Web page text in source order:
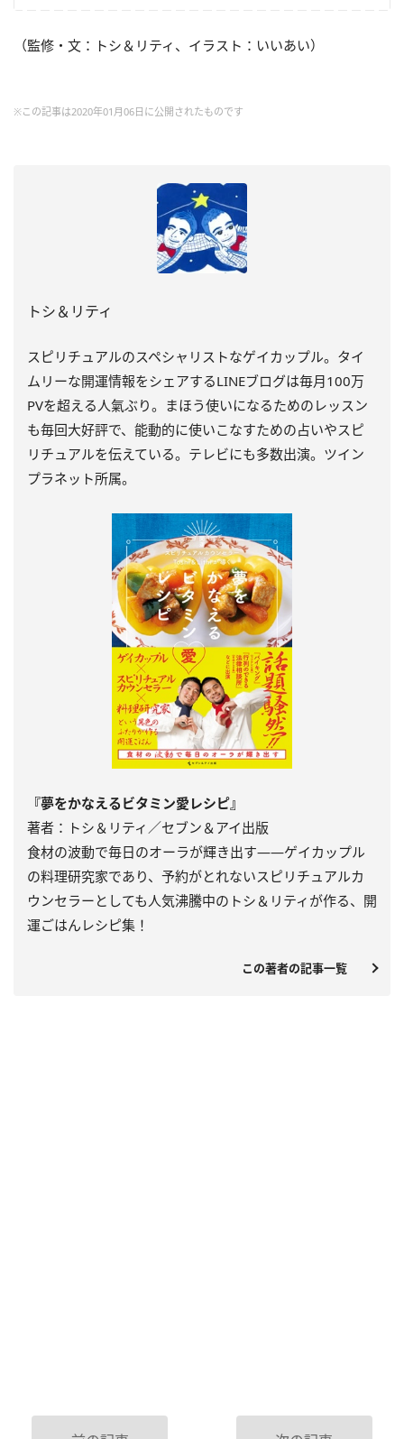
（監修・文：トシ＆リティ、イラスト：いいあい）
※この記事は2020年01月06日に公開されたものです
トシ＆リティ
スピリチュアルのスペシャリストなゲイカップル。タイ
ムリーな開運情報をシェアするLINEブログは毎月100万
PVを超える人氣ぶり。まほう使いになるためのレッスン
も毎回大好評で、能動的に使いこなすための占いやスピ
リチュアルを伝えている。テレビにも多数出演。ツイン
プラネット所属。
『夢をかなえるビタミン愛レシピ』
著者：トシ＆リティ／セブン＆アイ出版
食材の波動で毎日のオーラが輝き出す――ゲイカップル
の料理研究家であり、予約がとれないスピリチュアルカ
ウンセラーとしても人気沸騰中のトシ＆リティが作る、開
運ごはんレシピ集！
この著者の記事一覧